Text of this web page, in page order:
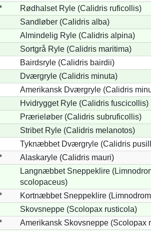
Rødhalset Ryle (Calidris ruficollis)
Sandløber (Calidris alba)
Almindelig Ryle (Calidris alpina)
Sortgrå Ryle (Calidris maritima)
Bairdsryle (Calidris bairdii)
Dværgryle (Calidris minuta)
Amerikansk Dværgryle (Calidris
Hvidrygget Ryle (Calidris fuscicollis)
Prærieløber (Calidris subruficollis)
Stribet Ryle (Calidris melanotos)
Tyknæbbet Dværgryle (Calidris
Alaskaryle (Calidris mauri)
Langnæbbet Sneppeklire
scolopaceus)
Kortnæbbet Sneppeklire
Skovsneppe (Scolopax rusticola)
Amerikansk Skovsneppe (Scolopax